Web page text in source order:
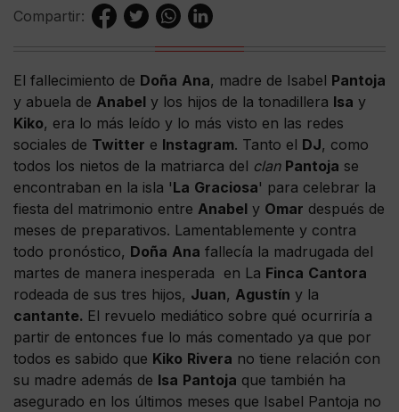
Compartir:
El fallecimiento de Doña Ana, madre de Isabel Pantoja
y abuela de Anabel y los hijos de la tonadillera Isa y
Kiko, era lo más leído y lo más visto en las redes
sociales de Twitter e Instagram. Tanto el DJ, como
todos los nietos de la matriarca del clan Pantoja se
encontraban en la isla 'La Graciosa' para celebrar la
fiesta del matrimonio entre Anabel y Omar después de
meses de preparativos. Lamentablemente y contra
todo pronóstico, Doña Ana fallecía la madrugada del
martes de manera inesperada en La Finca Cantora
rodeada de sus tres hijos, Juan, Agustín y la
cantante. El revuelo mediático sobre qué ocurriría a
partir de entonces fue lo más comentado ya que por
todos es sabido que Kiko Rivera no tiene relación con
su madre además de Isa Pantoja que también ha
asegurado en los últimos meses que Isabel Pantoja no